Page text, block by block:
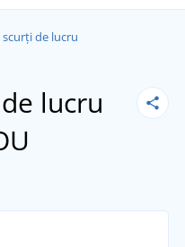
de lucru
lucru